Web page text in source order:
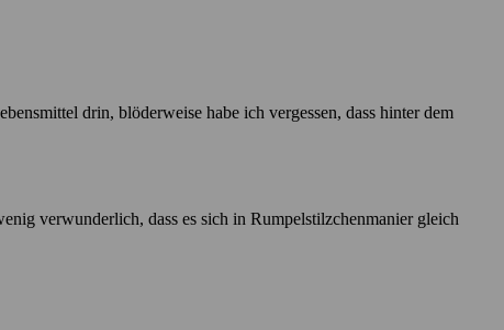
drin, blöderweise habe ich vergessen, dass hinter dem
verwunderlich, dass es sich in Rumpelstilzchenmanier gleich